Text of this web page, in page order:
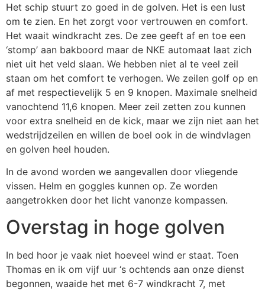
Het schip stuurt zo goed in de golven. Het is een lust
om te zien. En het zorgt voor vertrouwen en comfort.
Het waait windkracht zes. De zee geeft af en toe een
‘stomp’ aan bakboord maar de NKE automaat laat zich
niet uit het veld slaan. We hebben niet al te veel zeil
staan om het comfort te verhogen. We zeilen golf op en
af met respectievelijk 5 en 9 knopen. Maximale snelheid
vanochtend 11,6 knopen. Meer zeil zetten zou kunnen
voor extra snelheid en de kick, maar we zijn niet aan het
wedstrijdzeilen en willen de boel ook in de windvlagen
en golven heel houden.
In de avond worden we aangevallen door vliegende
vissen. Helm en goggles kunnen op. Ze worden
aangetrokken door het licht vanonze kompassen.
Overstag in hoge golven
In bed hoor je vaak niet hoeveel wind er staat. Toen
Thomas en ik om vijf uur ‘s ochtends aan onze dienst
begonnen, waaide het met 6-7 windkracht 7, met